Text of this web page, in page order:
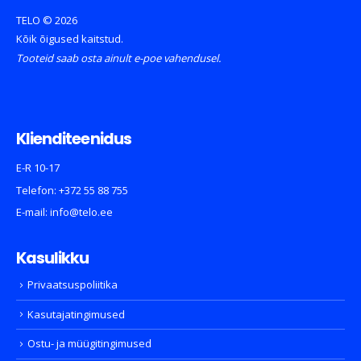
TELO © 2026
Kõik õigused kaitstud.
Tooteid saab osta ainult e-poe vahendusel.
Klienditeenidus
E-R 10-17
Telefon: +372 55 88 755
E-mail: info@telo.ee
Kasulikku
Privaatsuspoliitika
Kasutajatingimused
Ostu- ja müügitingimused